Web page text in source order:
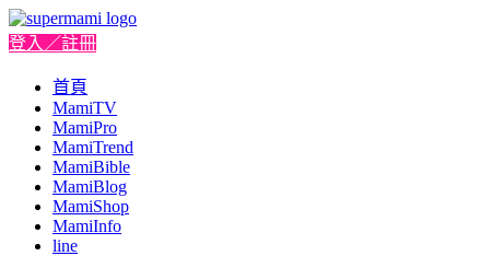
登入／註冊
首頁
MamiTV
MamiPro
MamiTrend
MamiBible
MamiBlog
MamiShop
MamiInfo
line